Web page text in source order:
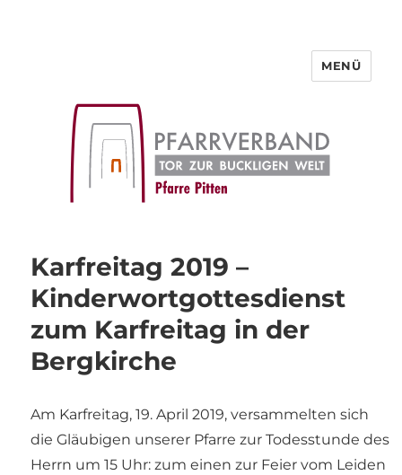
MENÜ
Karfreitag 2019 –
Kinderwortgottesdienst
zum Karfreitag in der
Bergkirche
Am Karfreitag, 19. April 2019, versammelten sich
die Gläubigen unserer Pfarre zur Todesstunde des
Herrn um 15 Uhr: zum einen zur Feier vom Leiden